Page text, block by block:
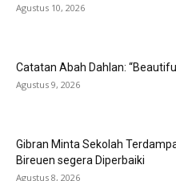
Agustus 10, 2026
Catatan Abah Dahlan:
Agustus 9, 2026
Gibran Minta Sekolah
Bireuen segera Diperbaiki
Agustus 8, 2026